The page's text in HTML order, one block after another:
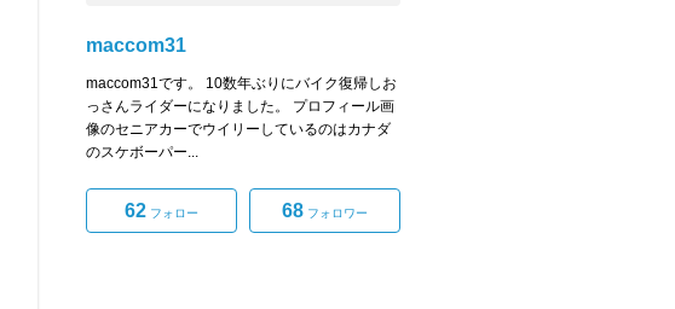
maccom31
maccom31です。 10数年ぶりにバイク復帰しお
っさんライダーになりました。 プロフィール画
像のセニアカーでウイリーしているのはカナダ
のスケボーパー...
62 フォロー 68 フォロワー